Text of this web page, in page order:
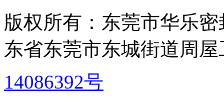
版权所有：东莞市华乐
东省东莞市东城街道周
14086392号